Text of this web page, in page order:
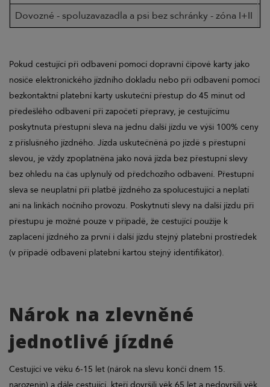
Dovozné - spoluzavazadla a psi bez schránky - zóna I+II
Pokud cestující při odbavení pomocí dopravní čipové karty jako
nosiče elektronického jízdního dokladu nebo při odbavení pomocí
bezkontaktní platební karty uskuteční přestup do 45 minut od
předešlého odbavení při započetí přepravy, je cestujícímu
poskytnuta přestupní sleva na jednu další jízdu ve výši 100% ceny
z příslušného jízdného. Jízda uskutečněná po jízdě s přestupní
slevou, je vždy zpoplatněna jako nová jízda bez přestupní slevy
bez ohledu na čas uplynulý od předchozího odbavení. Přestupní
sleva se neuplatní při platbě jízdného za spolucestující a neplatí
ani na linkách nočního provozu. Poskytnutí slevy na další jízdu při
přestupu je možné pouze v případě, že cestující použije k
zaplacení jízdného za první i další jízdu stejný platební prostředek
(v případě odbavení platební kartou stejný identifikátor).
Nárok na zlevněné
jednotlivé jízdné
Cestující ve věku 6-15 let (nárok na slevu končí dnem 15.
narozenin) a dále cestující, kteří dovršili věk 65 let a nedovršili věk